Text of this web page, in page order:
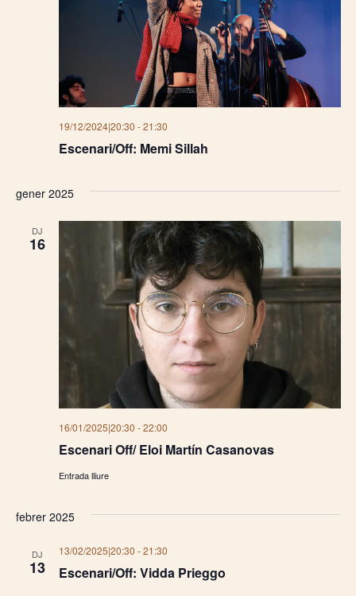
Escenari/Off: Memi Sillah
19/12/2024|20:30 -21:30
gener 2025
DJ
16
Escenari Off/ Eloi Martín Casanovas
16/01/2025|20:30 -22:00
Entrada lliure
febrer 2025
DJ
13 Escenari/Off: Vidda Prieggo
13/02/2025|20:30 -21:30